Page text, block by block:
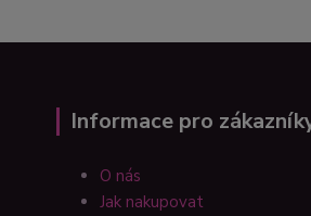
Informace pro
O nás
Jak nakupovat